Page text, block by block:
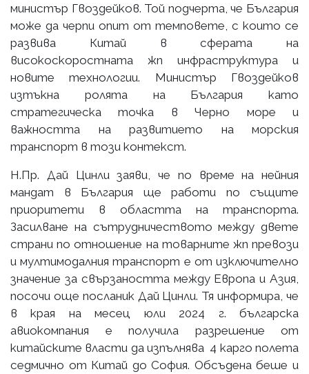
министър Гвоздейков. Той подчерта, че България
може да черпи опит от темповете, с които се
развива Китай в сферата на
високоскоростната жп инфраструктура и
новите технологии. Министър Гвоздейков
изтъкна ролята на България като
стратегическа точка в Черно море и
важността на развитието на морския
транспорт в този контекст.
Н.Пр. Дай Цинли заяви, че по време на нейния
мандат в България ще работи по същите
приоритети в областта на транспорта.
Засилване на сътрудничеството между двете
страни по отношение на товарните жп превози
и мултимодалния транспорт е от изключително
значение за свързаността между Европа и Азия,
посочи още посланик Дай Цинли. Тя информира, че
в края на месец юли 2024 г. българска
авиокомпания е получила разрешение от
китайските власти да изпълнява 4 карго полета
седмично от Китай до София. Обсъдена беше и